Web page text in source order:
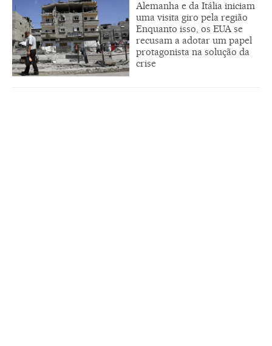
Alemanha e da Itália iniciam
uma visita giro pela região
Enquanto isso, os EUA se
recusam a adotar um papel
protagonista na solução da
crise